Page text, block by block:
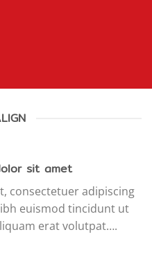
sit amet
consectetuer adipiscing
euismod tincidunt ut
erat volutpat….